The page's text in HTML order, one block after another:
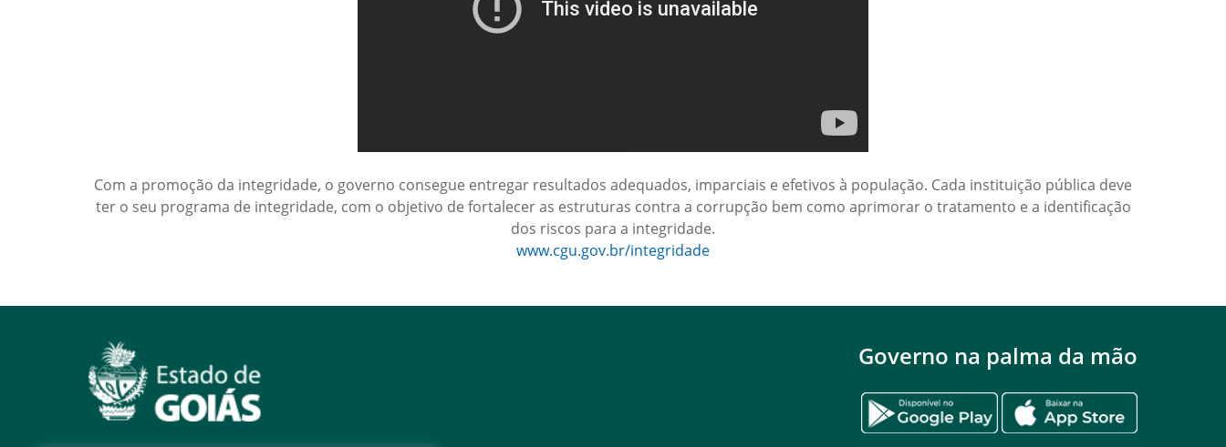
Com a promoção da integridade, o governo consegue entregar resultados adequados, imparciais e efetivos à população. Cada instituição pública deve
ter o seu programa de integridade, com o objetivo de fortalecer as estruturas contra a corrupção bem como aprimorar o tratamento e a identificação
dos riscos para a integridade.
www.cgu.gov.br/integridade
Governo na palma da mão